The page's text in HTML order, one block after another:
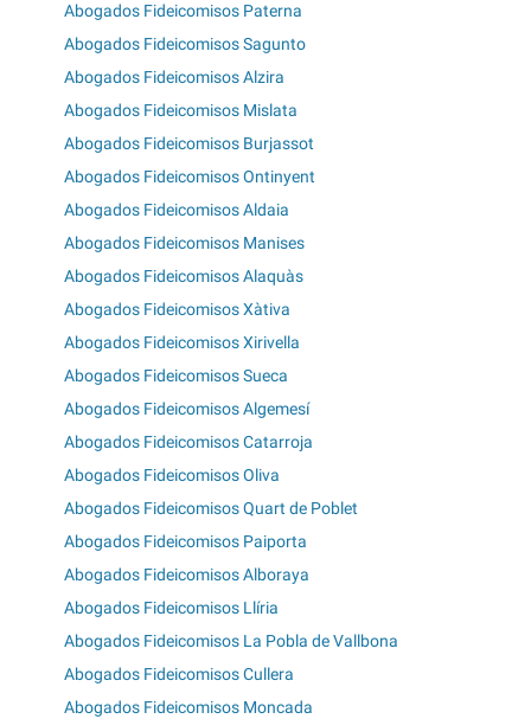
Abogados Fideicomisos Paterna
Abogados Fideicomisos Sagunto
Abogados Fideicomisos Alzira
Abogados Fideicomisos Mislata
Abogados Fideicomisos Burjassot
Abogados Fideicomisos Ontinyent
Abogados Fideicomisos Aldaia
Abogados Fideicomisos Manises
Abogados Fideicomisos Alaquàs
Abogados Fideicomisos Xàtiva
Abogados Fideicomisos Xirivella
Abogados Fideicomisos Sueca
Abogados Fideicomisos Algemesí
Abogados Fideicomisos Catarroja
Abogados Fideicomisos Oliva
Abogados Fideicomisos Quart de Poblet
Abogados Fideicomisos Paiporta
Abogados Fideicomisos Alboraya
Abogados Fideicomisos Llíria
Abogados Fideicomisos La Pobla de Vallbona
Abogados Fideicomisos Cullera
Abogados Fideicomisos Moncada